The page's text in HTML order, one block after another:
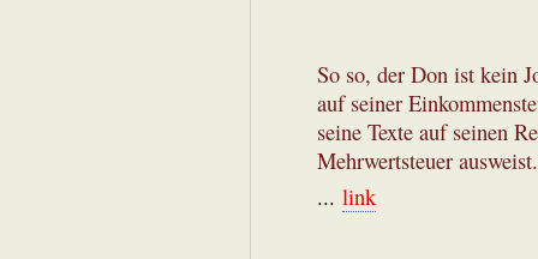
So so, der Don ist kein
auf seiner
seine Texte auf seinen
Mehrwertsteuer ausweist.
... link